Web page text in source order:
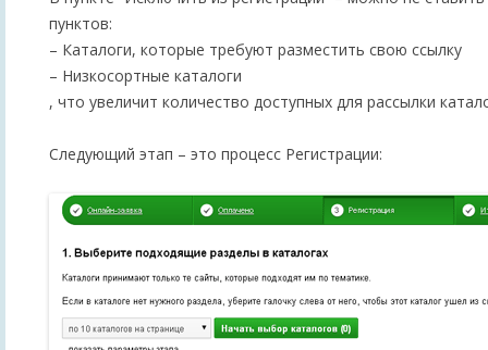
пунктов:
– Каталоги, которые требуют разместить свою ссылку
– Низкосортные каталоги
, что увеличит количество доступных для рассылки
Следующий этап – это процесс Регистрации: